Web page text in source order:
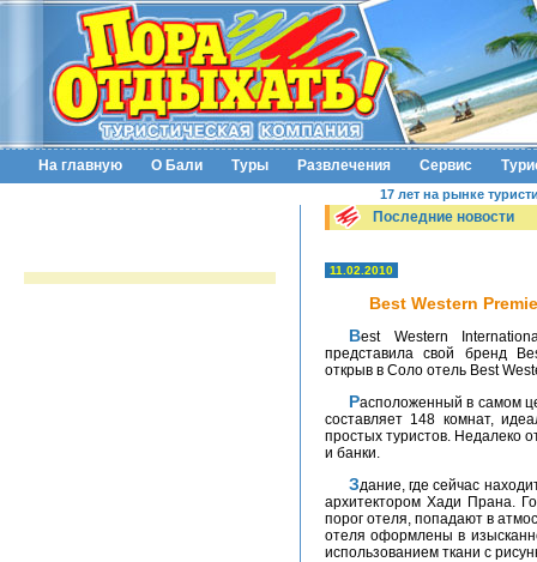
На главную О Бали Туры Развлечения Сервис
17 лет на рынке
Последние новости
11.02.2010
Best Western
Best Western International, одна из крупнейших гостиничных сетей,
представила свой бренд
открыв в Соло отель Best
Расположенный в самом центре Соло-сити, отель, номерной фонд которого
составляет 148 комнат,
простых туристов. Недалеко
и банки.
Здание, где сейчас находится отель, было построено в 1996 году известным
архитектором Хади Прана.
порог отеля, попадают в
отеля оформлены в
использованием ткани с